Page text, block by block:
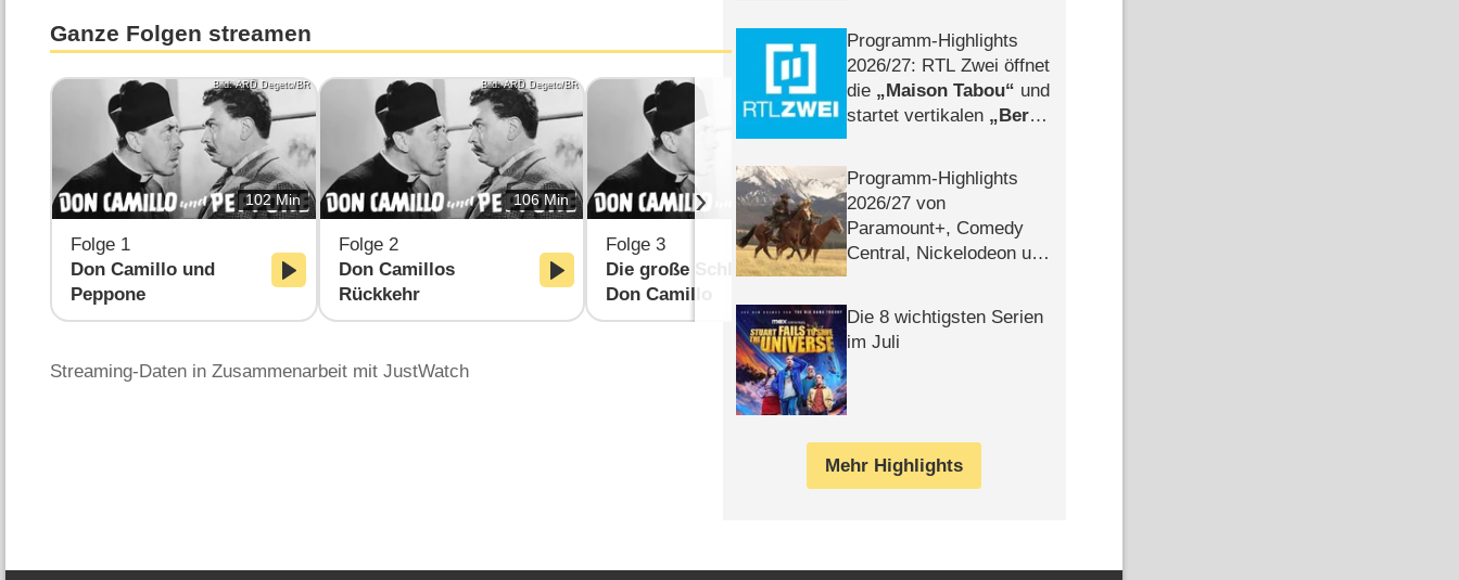
Ganze Folgen streamen
Bild: ARD Degeto/BR
102 Min
Folge 1
Don Camillo und
Peppone
Bild: ARD Degeto/BR
106 Min
Folge 2
Don Camillos
Rückkehr
Bild: ARD Degeto/BR
96 Min
Folge 3
Die große Schlacht des
Don Camillo
Bild: ARD Degeto/BR
Folge 4
›
Streaming-Daten in Zusammenarbeit mit JustWatch
Programm-Highlights
2026/​27: RTL Zwei öffnet
die
Maison Tabou
und
startet vertikalen
Berlin
Programm-Highlights
2026/​27 von
Paramount+, Comedy
Central, Nickelodeon und
Die 8 wichtigsten Serien
im Juli
Mehr Highlights